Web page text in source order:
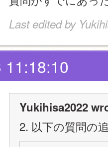
Last edited by
11:18:10
Yukihisa2022
2. 以下の質問の